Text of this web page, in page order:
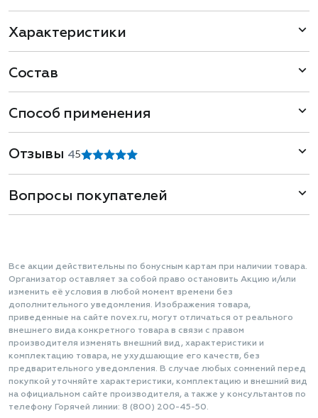
Характеристики
Состав
Способ применения
Отзывы 45
Вопросы покупателей
Все акции действительны по бонусным картам при наличии товара.
Организатор оставляет за собой право остановить Акцию и/или
изменить её условия в любой момент времени без
дополнительного уведомления. Изображения товара,
приведенные на сайте novex.ru, могут отличаться от реального
внешнего вида конкретного товара в связи с правом
производителя изменять внешний вид, характеристики и
комплектацию товара, не ухудшающие его качеств, без
предварительного уведомления. В случае любых сомнений перед
покупкой уточняйте характеристики, комплектацию и внешний вид
на официальном сайте производителя, а также у консультантов по
телефону Горячей линии: 8 (800) 200-45-50.